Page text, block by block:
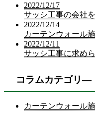
2022/12/17
サッシ工事の会社
2022/12/14
カーテンウォール
2022/12/11
サッシ工事に求め
コラムカテゴリ―
カーテンウォール